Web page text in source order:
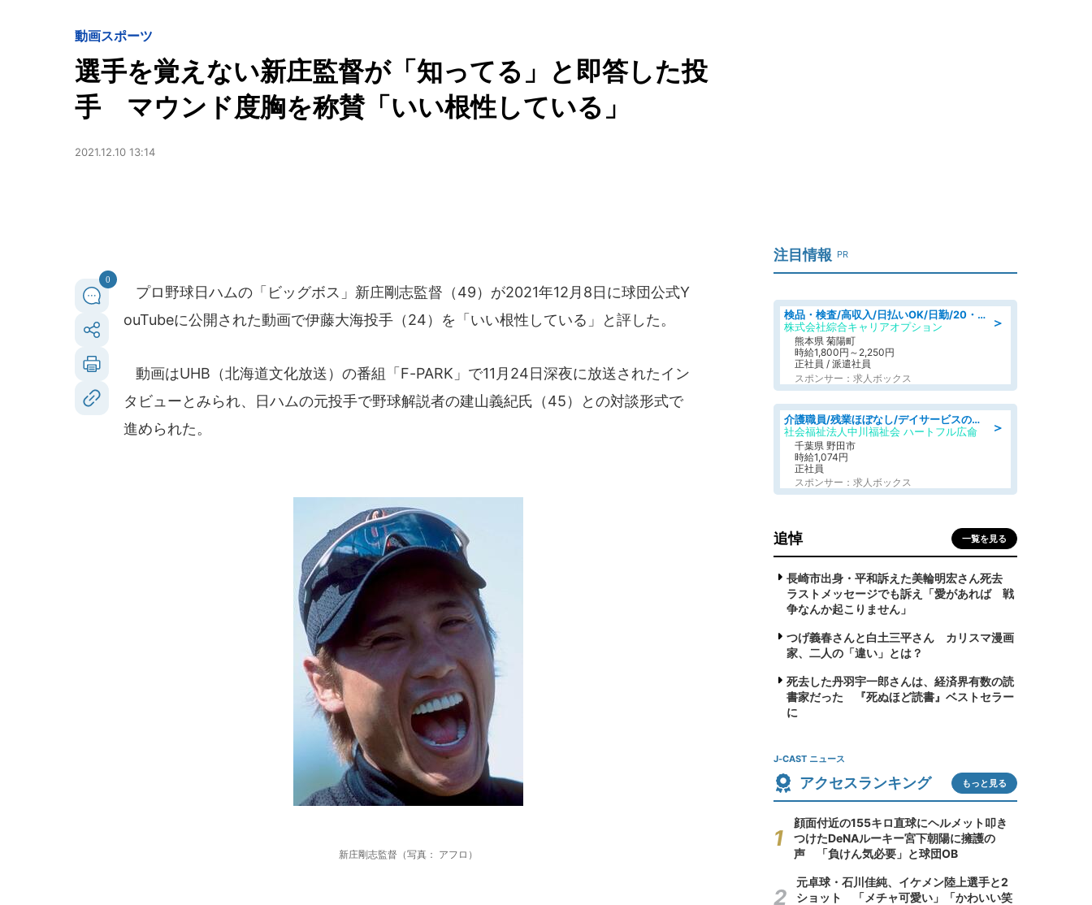
動画スポーツ
選手を覚えない新庄監督が「知ってる」と即答した投
手 マウンド度胸を称賛「いい根性している」
2021.12.10 13:14
0
プロ野球日ハムの「ビッグボス」新庄剛志監督（49）が2021年12月8日に球団公式Y
ouTubeに公開された動画で伊藤大海投手（24）を「いい根性している」と評した。
動画はUHB（北海道文化放送）の番組「F-PARK」で11月24日深夜に放送されたイン
タビューとみられ、日ハムの元投手で野球解説者の建山義紀氏（45）との対談形式で
進められた。
新庄剛志監督（写真： アフロ）
注目情報 PR
＞
検品・検査/高収入/日払いOK/日勤/20・30・40代活躍中/製造 工場
株式会社綜合キャリアオプション
熊本県 菊陽町
時給1,800円～2,250円
正社員 / 派遣社員
スポンサー：求人ボックス
＞
介護職員/残業ほぼなし/デイサービスの介護職
社会福祉法人中川福祉会 ハートフル広侖
千葉県 野田市
時給1,074円
正社員
スポンサー：求人ボックス
追悼 一覧を見る
長崎市出身・平和訴えた美輪明宏さん死去
ラストメッセージでも訴え「愛があれば 戦
争なんか起こりません」
つげ義春さんと白土三平さん カリスマ漫画
家、二人の「違い」とは？
死去した丹羽宇一郎さんは、経済界有数の読
書家だった 『死ぬほど読書』ベストセラー
に
J-CAST ニュース
アクセスランキング もっと見る
顔面付近の155キロ直球にヘルメット叩き
つけたDeNAルーキー宮下朝陽に擁護の
声 「負けん気必要」と球団OB
元卓球・石川佳純、イケメン陸上選手と2
ショット 「メチャ可愛い」「かわいい笑